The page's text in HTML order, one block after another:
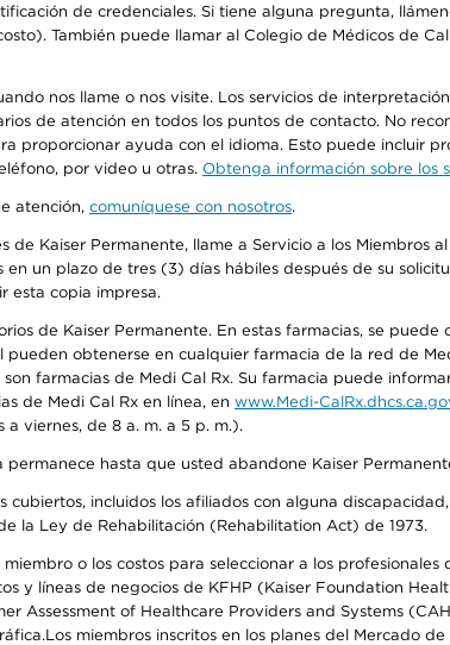
de credenciales. Si tiene alguna pregunta,
También puede llamar al Colegio de Médicos de
nos llame o nos visite. Los servicios de
de atención en todos los puntos de contacto. No
proporcionar ayuda con el idioma. Esto puede incluir
por video u otras. Obtenga información sobre los
atención, comuníquese con nosotros.
Kaiser Permanente, llame a Servicio a los Miembros
un plazo de tres (3) días hábiles después de su
esta copia impresa.
de Kaiser Permanente. En estas farmacias, se
obtenerse en cualquier farmacia de la red de
farmacias de Medi Cal Rx. Su farmacia puede
de Medi Cal Rx en línea, en www.Medi-
a viernes, de 8 a. m. a 5 p. m.).
hasta que usted abandone Kaiser
incluidos los afiliados con alguna
la Ley de Rehabilitación (Rehabilitation Act) de 1973.
o los costos para seleccionar a los
y líneas de negocios de KFHP (Kaiser Foundation
of Healthcare Providers and Systems
miembros inscritos en los planes del Mercado